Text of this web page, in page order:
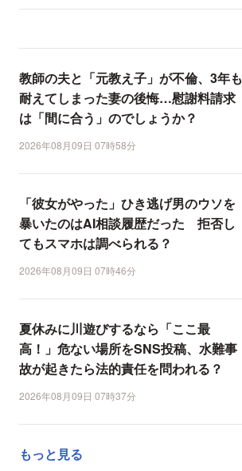
教師の夫と「元教え子」が不倫、3年も
耐えてしまった妻の後悔…慰謝料請求
は「間に合う」のでしょうか？
2026年08月09日 07時58分
「彼女がやった」ひき逃げ男のウソを
暴いたのはAI相談履歴だった 拒否し
てもスマホは調べられる？
2026年08月09日 07時46分
夏休みに川遊びするなら「ここ最
高！」危ない場所をSNS投稿、水難事
故が起きたら法的責任を問われる？
2026年08月09日 07時37分
もっと見る